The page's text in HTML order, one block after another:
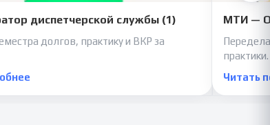
диспетчерской службы (1)
долгов, практику и ВКР за
МТИ —
практики.
Читать